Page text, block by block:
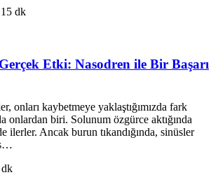
15 dk
Etki: Nasodren ile Bir Başarı
onları kaybetmeye yaklaştığımızda fark
onlardan biri. Solunum özgürce aktığında
ilerler. Ancak burun tıkandığında, sinüsler